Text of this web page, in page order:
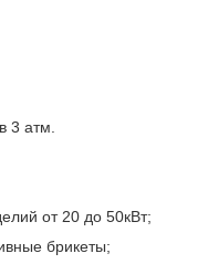
3 атм.
от 20 до 50кВт;
брикеты;